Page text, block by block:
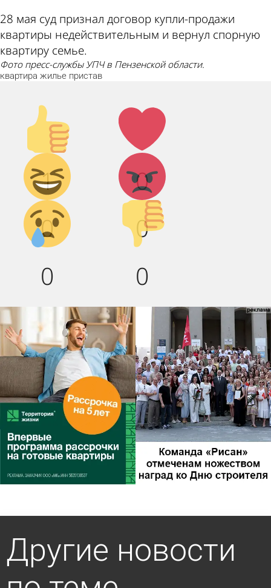
28 мая суд признал договор купли-продажи
квартиры недействительным и вернул спорную
квартиру семье.
Фото пресс-службы УПЧ в Пензенской области.
квартира жилье пристав
Палец
вверх!
1
Лайк!
0
Дикий
смех!
0
Агрессия!
0
Грусть :(
0
Палец
вниз!
0
Другие новости